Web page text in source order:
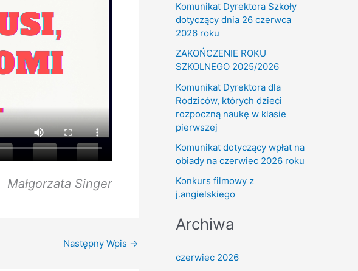
Małgorzata Singer
Następny Wpis →
Komunikat Dyrektora Szkoły
dotyczący dnia 26 czerwca
2026 roku
ZAKOŃCZENIE ROKU
SZKOLNEGO 2025/2026
Komunikat Dyrektora dla
Rodziców, których dzieci
rozpoczną naukę w klasie
pierwszej
Komunikat dotyczący wpłat na
obiady na czerwiec 2026 roku
Konkurs filmowy z
j.angielskiego
Archiwa
czerwiec 2026